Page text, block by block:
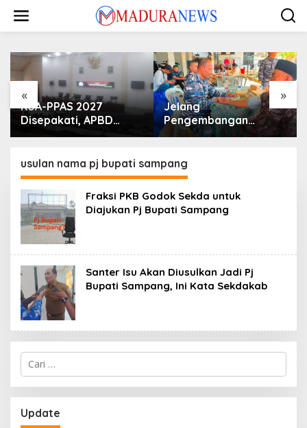
konten
« »
KUA-PPAS 2027
Disepakati, APBD
Sampang Defisit Rp
Jelang
Pengembangan
Lapangan Hidayah,
Madura II Perkuat
Sinergi dengan
Nelayan Sampang
usulan nama pj bupati sampang
Fraksi PKB Godok Sekda untuk
Diajukan Pj Bupati Sampang
Santer Isu Akan Diusulkan Jadi Pj
Bupati Sampang, Ini Kata Sekdakab
Cari
untuk:
Update